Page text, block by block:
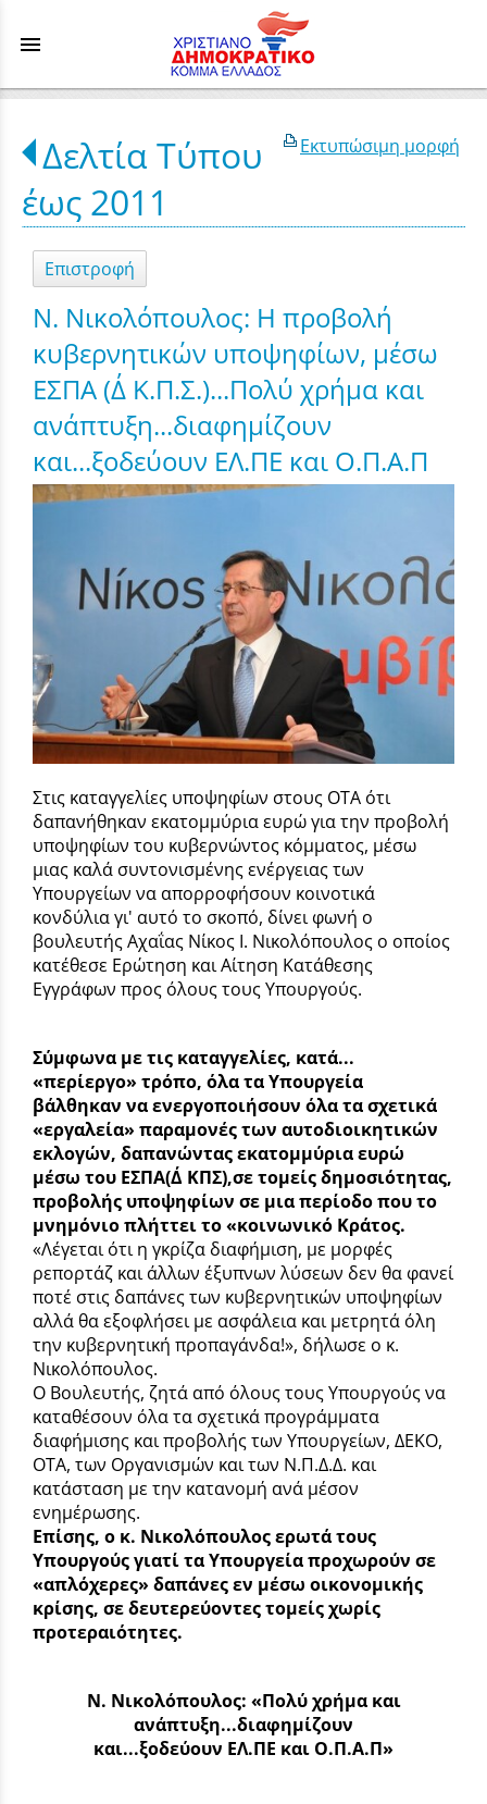
menu
Εκτυπώσιμη μορφή
Δελτία Τύπου
έως 2011
Επιστροφή
Ν. Νικολόπουλος: Η προβολή
κυβερνητικών υποψηφίων, μέσω
ΕΣΠΑ (Δ΄ Κ.Π.Σ.)...Πολύ χρήμα και
ανάπτυξη...διαφημίζουν
και...ξοδεύουν ΕΛ.ΠΕ και Ο.Π.Α.Π
Στις καταγγελίες υποψηφίων στους ΟΤΑ ότι
δαπανήθηκαν εκατομμύρια ευρώ για την προβολή
υποψηφίων του κυβερνώντος κόμματος, μέσω
μιας καλά συντονισμένης ενέργειας των
Υπουργείων να απορροφήσουν κοινοτικά
κονδύλια γι' αυτό το σκοπό, δίνει φωνή ο
βουλευτής Αχαΐας Νίκος Ι. Νικολόπουλος ο οποίος
κατέθεσε Ερώτηση και Αίτηση Κατάθεσης
Εγγράφων προς όλους τους Υπουργούς.
Σύμφωνα με τις καταγγελίες, κατά...
«περίεργο» τρόπο, όλα τα Υπουργεία
βάλθηκαν να ενεργοποιήσουν όλα τα σχετικά
«εργαλεία» παραμονές των αυτοδιοικητικών
εκλογών, δαπανώντας εκατομμύρια ευρώ
μέσω του ΕΣΠΑ(Δ΄ ΚΠΣ),σε τομείς δημοσιότητας,
προβολής υποψηφίων σε μια περίοδο που το
μνημόνιο πλήττει το «κοινωνικό Κράτος.
«Λέγεται ότι η γκρίζα διαφήμιση, με μορφές
ρεπορτάζ και άλλων έξυπνων λύσεων δεν θα φανεί
ποτέ στις δαπάνες των κυβερνητικών υποψηφίων
αλλά θα εξοφλήσει με ασφάλεια και μετρητά όλη
την κυβερνητική προπαγάνδα!», δήλωσε ο κ.
Νικολόπουλος.
Ο Βουλευτής, ζητά από όλους τους Υπουργούς να
καταθέσουν όλα τα σχετικά προγράμματα
διαφήμισης και προβολής των Υπουργείων, ΔΕΚΟ,
ΟΤΑ, των Οργανισμών και των Ν.Π.Δ.Δ. και
κατάσταση με την κατανομή ανά μέσον
ενημέρωσης.
Επίσης, ο κ. Νικολόπουλος ερωτά τους
Υπουργούς γιατί τα Υπουργεία προχωρούν σε
«απλόχερες» δαπάνες εν μέσω οικονομικής
κρίσης, σε δευτερεύοντες τομείς χωρίς
προτεραιότητες.
Ν. Νικολόπουλος: «Πολύ χρήμα και
ανάπτυξη...διαφημίζουν
και...ξοδεύουν ΕΛ.ΠΕ και Ο.Π.Α.Π»